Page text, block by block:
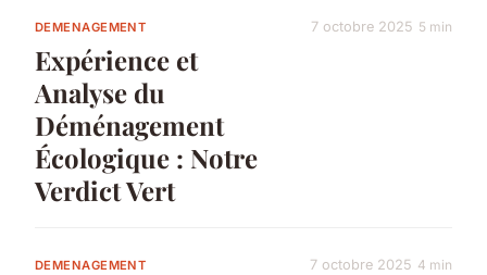
DEMENAGEMENT
Expérience et
Analyse du
Déménagement
Écologique : Notre
Verdict Vert
7 octobre 2025 5 min
DEMENAGEMENT 7 octobre 2025 4 min